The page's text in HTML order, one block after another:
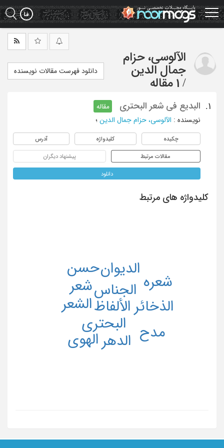
Skip
to
main
الآلوسی، حزام
جمال الدین
/ 1 مقاله
دانلود فهرست مقالات نویسنده
1. البدیع فی شعر البحتری
مقاله
نویسنده : الآلوسی، حزام جمال الدین ؛
چکیده کلیدواژه آدرس
مقالات مرتبط پیشنهاد دیگران
دانلود
کلیدواژه های مرتبط
الألفاظ
البحتری
الجناس
الدهر
الدیوان
الذخائر الشعر
الهوی
حسن
شعر
شعره
مدح